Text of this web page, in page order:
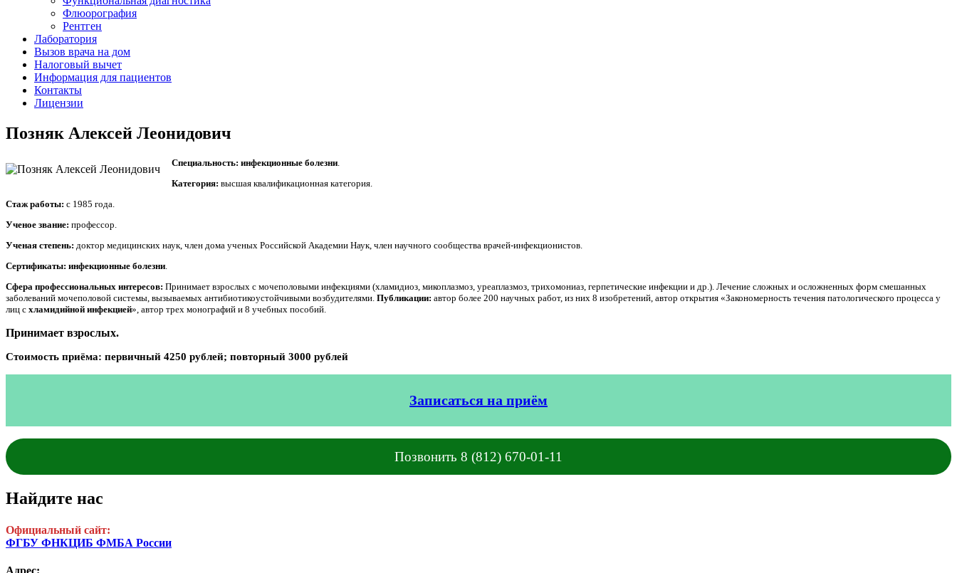
Флюорография
Рентген
Лаборатория
Вызов врача на дом
Налоговый вычет
Информация для пациентов
Контакты
Лицензии
Позняк Алексей Леонидович
Специальность: инфекционные болезни
Категория: высшая квалификационная категория.
Стаж работы: с 1985 года.
Ученое звание: профессор.
Ученая степень: доктор медицинских наук, член дома ученых Российской Академии Наук, член научного сообщества врачей-инфекционистов.
Сертификаты: инфекционные болезни
Сфера профессиональных интересов: Принимает взрослых с мочеполовыми инфекциями (хламидиоз, микоплазмоз, уреаплазмоз, трихомониаз, герпетические инфекции и др.). Лечение сложных и осложненных форм смешанных
заболеваний мочеполовой системы, вызываемых антибиотикоустойчивыми возбудителями. Публикации: автор более 200 научных работ, из них 8 изобретений, автор открытия «Закономерность течения патологического процесса у
лиц с хламидийной инфекцией», автор трех монографий и 8 учебных пособий.
Принимает взрослых.
Стоимость приёма: первичный 4250 рублей; повторный 3000 рублей
Записаться на приём
Позвонить 8 (812) 670-01-11
Найдите нас
Официальный сайт:
ФГБУ ФНКЦИБ ФМБА России
Адрес: